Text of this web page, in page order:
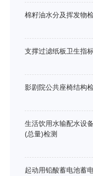
棉籽油水分及挥发物
支撑过滤纸板卫生指
影剧院公共座椅结构
生活饮用水输配水设
(总量)检测
起动用铅酸蓄电池蓄